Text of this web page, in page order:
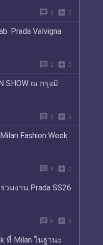
message 3 add_box 0
Prada Valvigna
message 2 add_box 0
SHOW ณ กรุงมิ
message 3 add_box 0
Fashion Week
message 9 add_box 0
มงาน Prada SS26
message 6 add_box 0
ที่ Milan ในฐานะ